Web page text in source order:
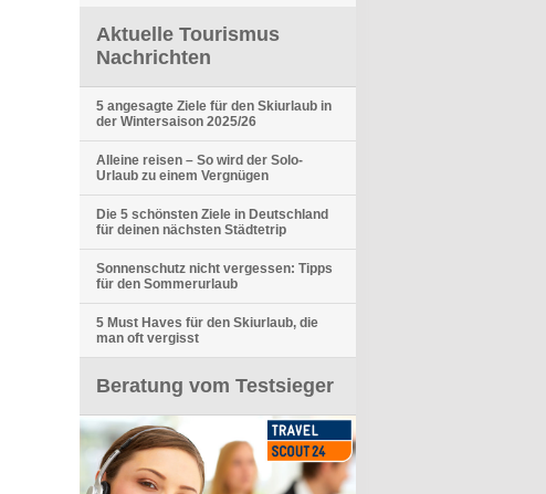
Aktuelle Tourismus
Nachrichten
5 angesagte Ziele für den Skiurlaub in
der Wintersaison 2025/26
Alleine reisen – So wird der Solo-
Urlaub zu einem Vergnügen
Die 5 schönsten Ziele in Deutschland
für deinen nächsten Städtetrip
Sonnenschutz nicht vergessen: Tipps
für den Sommerurlaub
5 Must Haves für den Skiurlaub, die
man oft vergisst
Beratung vom Testsieger